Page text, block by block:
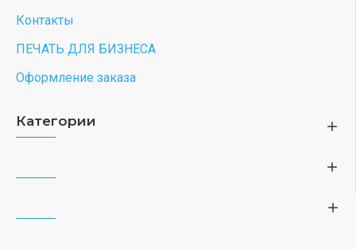
Контакты
ПЕЧАТЬ ДЛЯ БИЗНЕСА
Оформление заказа
Категории